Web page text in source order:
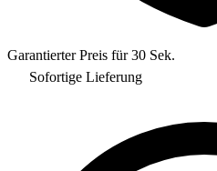
Garantierter Preis für 30 Sek.
Sofortige Lieferung